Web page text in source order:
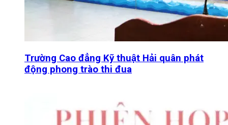
Trường Cao đẳng Kỹ thuật Hải quân phát
động phong trào thi đua